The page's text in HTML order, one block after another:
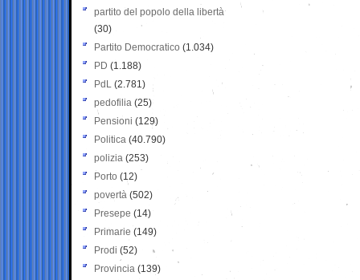
partito del popolo della libertà
(30)
Partito Democratico (1.034)
PD (1.188)
PdL (2.781)
pedofilia (25)
Pensioni (129)
Politica (40.790)
polizia (253)
Porto (12)
povertà (502)
Presepe (14)
Primarie (149)
Prodi (52)
Provincia (139)